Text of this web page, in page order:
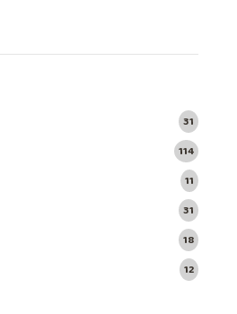
31
114
11
31
18
12